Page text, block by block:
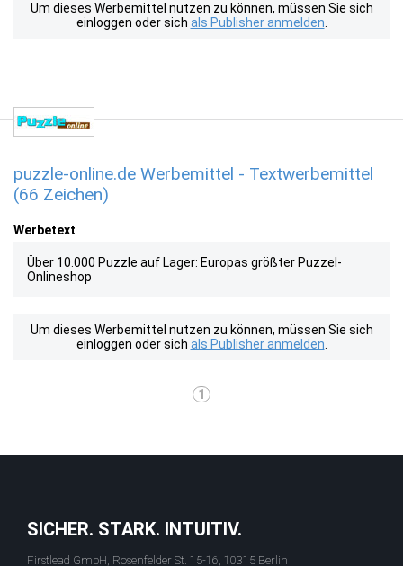
Um dieses Werbemittel nutzen zu können, müssen Sie sich
einloggen oder sich als Publisher anmelden
puzzle-online.de Werbemittel - Textwerbemittel
(66 Zeichen)
Werbetext
Über 10.000 Puzzle auf Lager: Europas größter Puzzel-
Onlineshop
Um dieses Werbemittel nutzen zu können, müssen Sie sich
einloggen oder sich als Publisher anmelden
1
SICHER. STARK. INTUITIV.
Firstlead GmbH, Rosenfelder St. 15-16, 10315 Berlin